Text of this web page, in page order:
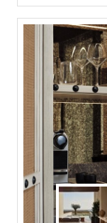
Kaffee-/
Minibar
Telefon,
Dusche
Balkon